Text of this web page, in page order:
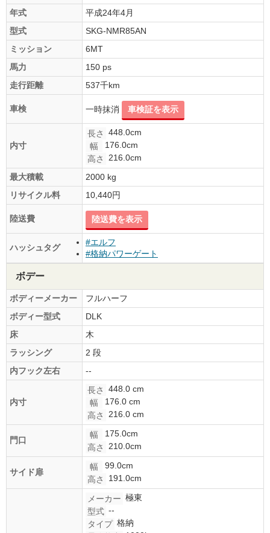
年式
平成24年4月
型式
SKG-NMR85AN
ミッション
6MT
馬力
150 ps
走行距離
537千km
車検 一時抹消 車検証を表示
内寸
長さ
448.0cm
幅
176.0cm
高さ
216.0cm
最大積載
2000 kg
リサイクル料
10,440円
陸送費 陸送費を表示
ハッシュタグ
#エルフ
#格納パワーゲート
ボデー
ボディーメーカー
フルハーフ
ボディー型式
DLK
床
木
ラッシング
2 段
内フック左右
--
内寸
長さ
448.0 cm
幅
176.0 cm
高さ
216.0 cm
門口
幅
175.0cm
高さ
210.0cm
サイド扉
幅
99.0cm
高さ
191.0cm
メーカー 極東
型式 --
タイプ 格納